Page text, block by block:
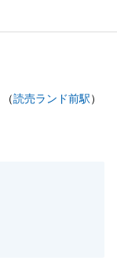
（読売ランド前駅）